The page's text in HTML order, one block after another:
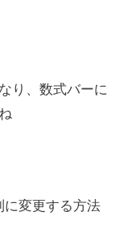
り、数式バーに
に変更する方法